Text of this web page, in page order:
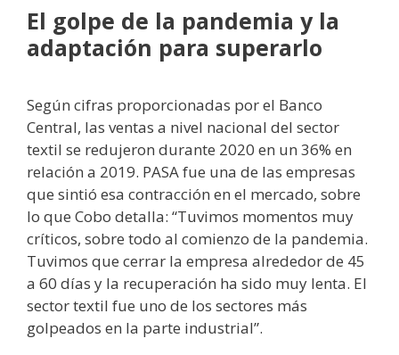
El golpe de la pandemia y la
adaptación para superarlo
Según cifras proporcionadas por el Banco
Central, las ventas a nivel nacional del sector
textil se redujeron durante 2020 en un 36% en
relación a 2019. PASA fue una de las empresas
que sintió esa contracción en el mercado, sobre
lo que Cobo detalla: “Tuvimos momentos muy
críticos, sobre todo al comienzo de la pandemia.
Tuvimos que cerrar la empresa alrededor de 45
a 60 días y la recuperación ha sido muy lenta. El
sector textil fue uno de los sectores más
golpeados en la parte industrial”.